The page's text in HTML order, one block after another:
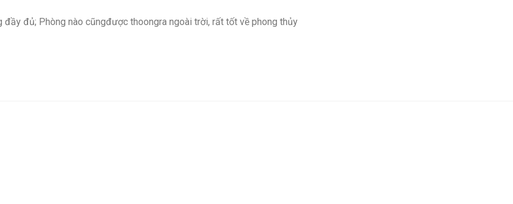
đủ; Phòng nào cũngđược thoongra ngoài trời, rất tốt về phong thủy